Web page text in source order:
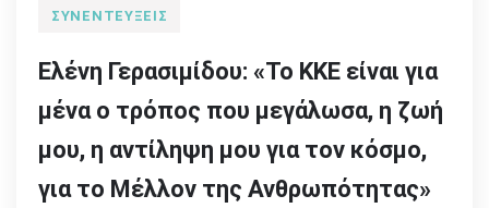
ΣΥΝΕΝΤΕΎΞΕΙΣ
Ελένη Γερασιμίδου: «Το ΚΚΕ είναι για
μένα ο τρόπος που μεγάλωσα, η ζωή
μου, η αντίληψη μου για τον κόσμο,
για το Μέλλον της Ανθρωπότητας»